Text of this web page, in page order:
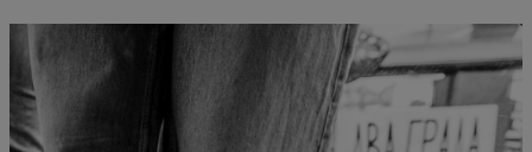
Gesellschaft auf die Straße. Ausgelöst durch eine Tragödie in
Novi Sad richten sich die Proteste gegen Korruption und
staatliche Willkür.